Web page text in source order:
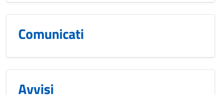
Comunicati
Avvisi